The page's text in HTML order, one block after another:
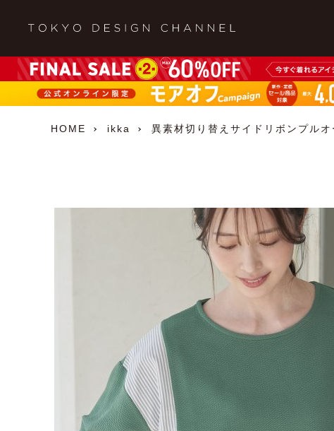
HOME ikka 異素材切り替えサイドリボンプルオ